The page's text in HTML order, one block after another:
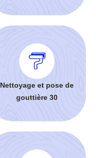
Nettoyage et pose de
gouttière 30